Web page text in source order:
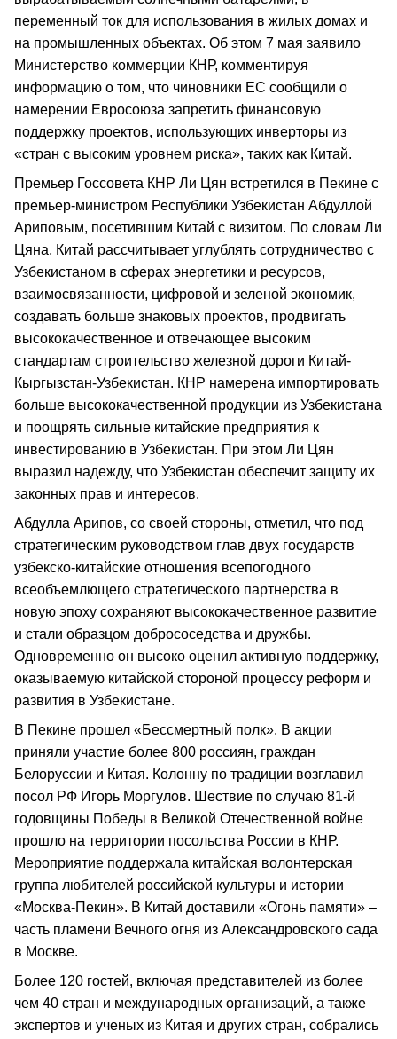
переменный ток для использования в жилых домах и
на промышленных объектах. Об этом 7 мая заявило
Министерство коммерции КНР, комментируя
информацию о том, что чиновники ЕС сообщили о
намерении Евросоюза запретить финансовую
поддержку проектов, использующих инверторы из
«стран с высоким уровнем риска», таких как Китай.
Премьер Госсовета КНР Ли Цян встретился в Пекине с
премьер-министром Республики Узбекистан Абдуллой
Ариповым, посетившим Китай с визитом. По словам Ли
Цяна, Китай рассчитывает углублять сотрудничество с
Узбекистаном в сферах энергетики и ресурсов,
взаимосвязанности, цифровой и зеленой экономик,
создавать больше знаковых проектов, продвигать
высококачественное и отвечающее высоким
стандартам строительство железной дороги Китай-
Кыргызстан-Узбекистан. КНР намерена импортировать
больше высококачественной продукции из Узбекистана
и поощрять сильные китайские предприятия к
инвестированию в Узбекистан. При этом Ли Цян
выразил надежду, что Узбекистан обеспечит защиту их
законных прав и интересов.
Абдулла Арипов, со своей стороны, отметил, что под
стратегическим руководством глав двух государств
узбекско-китайские отношения всепогодного
всеобъемлющего стратегического партнерства в
новую эпоху сохраняют высококачественное развитие
и стали образцом добрососедства и дружбы.
Одновременно он высоко оценил активную поддержку,
оказываемую китайской стороной процессу реформ и
развития в Узбекистане.
В Пекине прошел «Бессмертный полк». В акции
приняли участие более 800 россиян, граждан
Белоруссии и Китая. Колонну по традиции возглавил
посол РФ Игорь Моргулов. Шествие по случаю 81-й
годовщины Победы в Великой Отечественной войне
прошло на территории посольства России в КНР.
Мероприятие поддержала китайская волонтерская
группа любителей российской культуры и истории
«Москва-Пекин». В Китай доставили «Огонь памяти» –
часть пламени Вечного огня из Александровского сада
в Москве.
Более 120 гостей, включая представителей из более
чем 40 стран и международных организаций, а также
экспертов и ученых из Китая и других стран, собрались